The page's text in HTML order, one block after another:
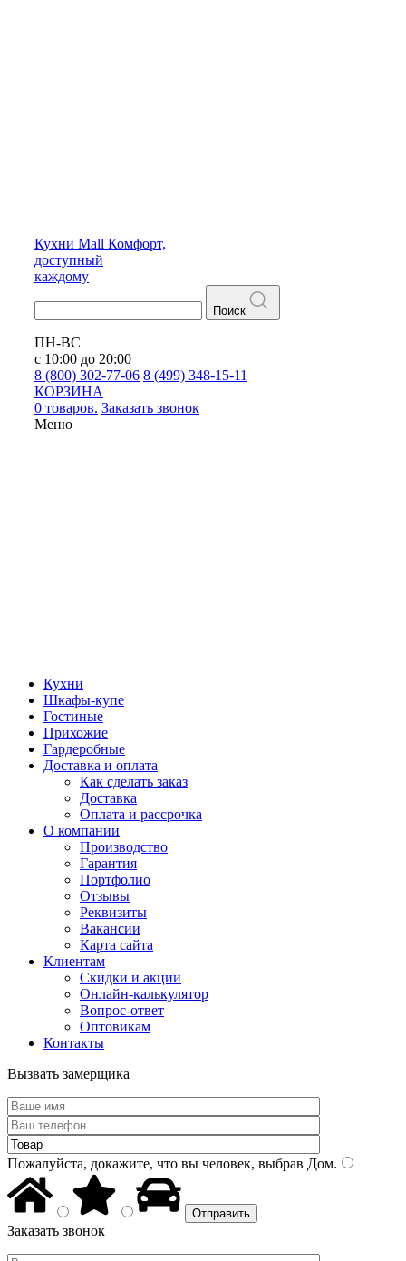
Кухни Mall Комфорт,
доступный
каждому
Поиск
ПН-ВС
с 10:00 до 20:00
8 (800) 302-77-06 8 (499) 348-15-11
КОРЗИНА
0 товаров. Заказать звонок
Меню
Кухни
Шкафы-купе
Гостиные
Прихожие
Гардеробные
Доставка и оплата
Как сделать заказ
Доставка
Оплата и рассрочка
О компании
Производство
Гарантия
Портфолио
Отзывы
Реквизиты
Вакансии
Карта сайта
Клиентам
Скидки и акции
Онлайн-калькулятор
Вопрос-ответ
Оптовикам
Контакты
Вызвать замерщика
Пожалуйста, докажите, что вы человек, выбрав Дом.
Заказать звонок